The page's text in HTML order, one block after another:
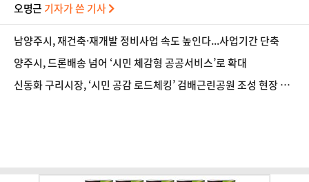
오명근 기자가 쓴 기사
남양주시, 재건축·재개발 정비사업 속도 높인다...사업기간 단축
양주시, 드론배송 넘어 ‘시민 체감형 공공서비스’로 확대
신동화 구리시장, ‘시민 공감 로드체킹’ 검배근린공원 조성 현장 방